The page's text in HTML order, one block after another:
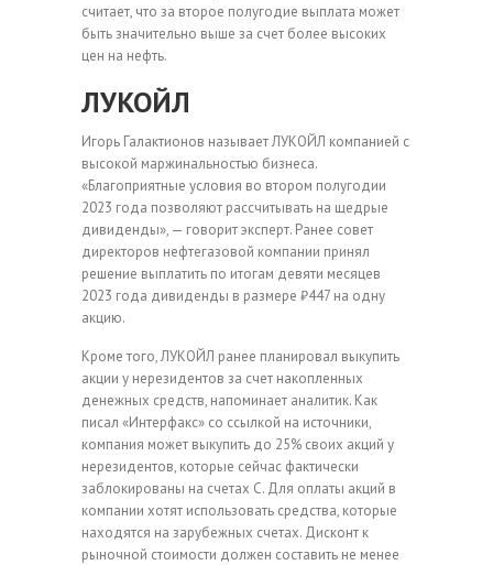
считает, что за второе полугодие выплата может
быть значительно выше за счет более высоких
цен на нефть.
ЛУКОЙЛ
Игорь Галактионов называет ЛУКОЙЛ компанией с
высокой маржинальностью бизнеса.
«Благоприятные условия во втором полугодии
2023 года позволяют рассчитывать на щедрые
дивиденды», — говорит эксперт. Ранее совет
директоров нефтегазовой компании принял
решение выплатить по итогам девяти месяцев
2023 года дивиденды в размере ₽447 на одну
акцию.
Кроме того, ЛУКОЙЛ ранее планировал выкупить
акции у нерезидентов за счет накопленных
денежных средств, напоминает аналитик. Как
писал «Интерфакс» со ссылкой на источники,
компания может выкупить до 25% своих акций у
нерезидентов, которые сейчас фактически
заблокированы на счетах С. Для оплаты акций в
компании хотят использовать средства, которые
находятся на зарубежных счетах. Дисконт к
рыночной стоимости должен составить не менее